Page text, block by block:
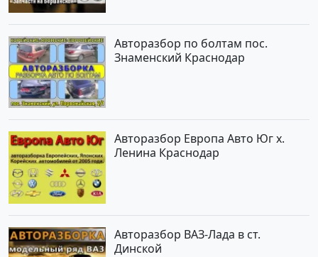
Авторазбор по болтам пос.
Знаменский Краснодар
Авторазбор Европа Авто Юг х.
Ленина Краснодар
Авторазбор ВАЗ-Лада в ст.
Динской